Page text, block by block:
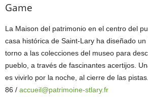
Game
La Maison del patrimonio en el centro del
casa histórica de Saint-Lary ha diseñado
torno a las colecciones del museo para
pueblo, a través de fascinantes acertijos.
es vivirlo por la noche, al cierre de las
86 / accueil@patrimoine-stlary.fr